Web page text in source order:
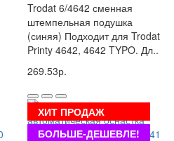
Trodat 6/4642 сменная
штемпельная подушка
(синяя) Подходит для Trodat
Printy 4642, 4642 TYPO. Дл..
269.53р.
ХИТ ПРОДАЖ
БОЛЬШЕ-ДЕШЕВЛЕ!